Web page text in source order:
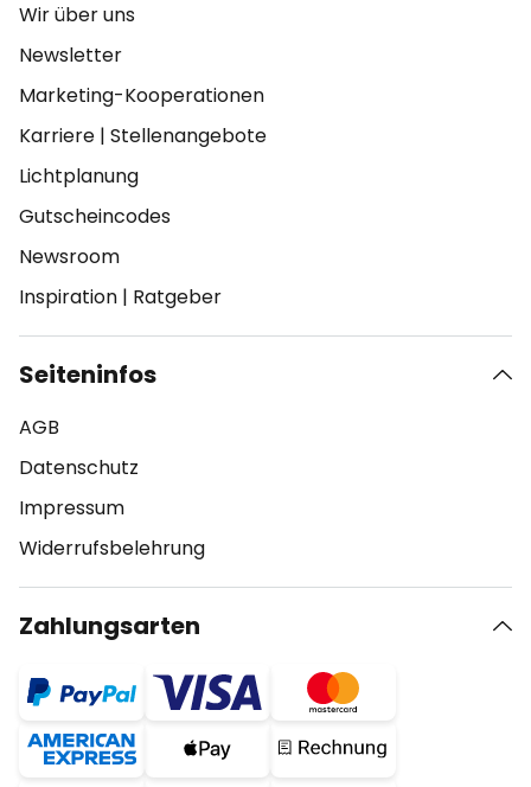
Wir über uns
Newsletter
Marketing-Kooperationen
Karriere | Stellenangebote
Lichtplanung
Gutscheincodes
Newsroom
Inspiration | Ratgeber
Seiteninfos
AGB
Datenschutz
Impressum
Widerrufsbelehrung
Zahlungsarten